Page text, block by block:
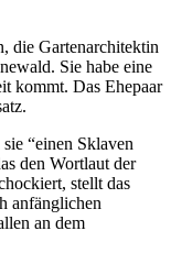
die Gartenarchitektin
Sie habe eine
kommt. Das Ehepaar
“einen Sklaven
den Wortlaut der
stellt das
anfänglichen
an dem